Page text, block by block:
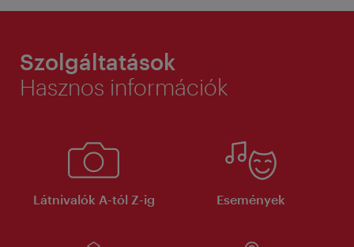
Szolgáltatások
Hasznos információk
Látnivalók A-tól Z-ig Események